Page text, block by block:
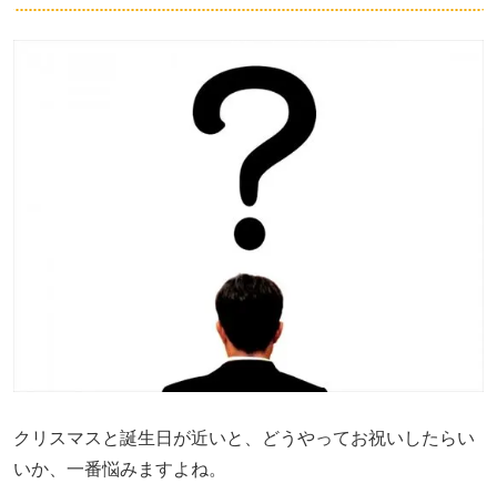
クリスマスと誕生日が近いと、どうやってお祝いしたらい
いか、一番悩みますよね。